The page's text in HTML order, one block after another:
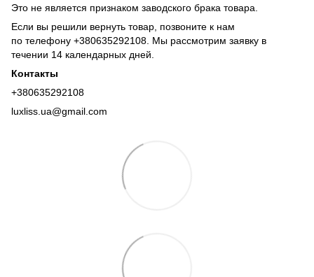
Это не является признаком заводского брака товара.
Если вы решили вернуть товар, позвоните к нам
по телефону +380635292108 . Мы рассмотрим заявку в
течении 14 календарных дней.
Контакты
+380635292108
luxliss.ua@gmail.com